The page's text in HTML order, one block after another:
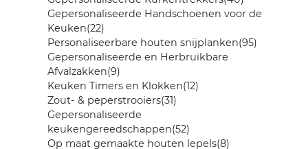
Gepersonaliseerde Handschoenen voor de
Keuken(22)
Personaliseerbare houten snijplanken(95)
Gepersonaliseerde en Herbruikbare
Afvalzakken(9)
Keuken Timers en Klokken(12)
Zout- & peperstrooiers(31)
Gepersonaliseerde
keukengereedschappen(52)
Op maat gemaakte houten lepels(8)